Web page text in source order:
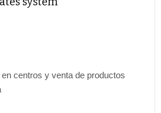
centros y venta de productos